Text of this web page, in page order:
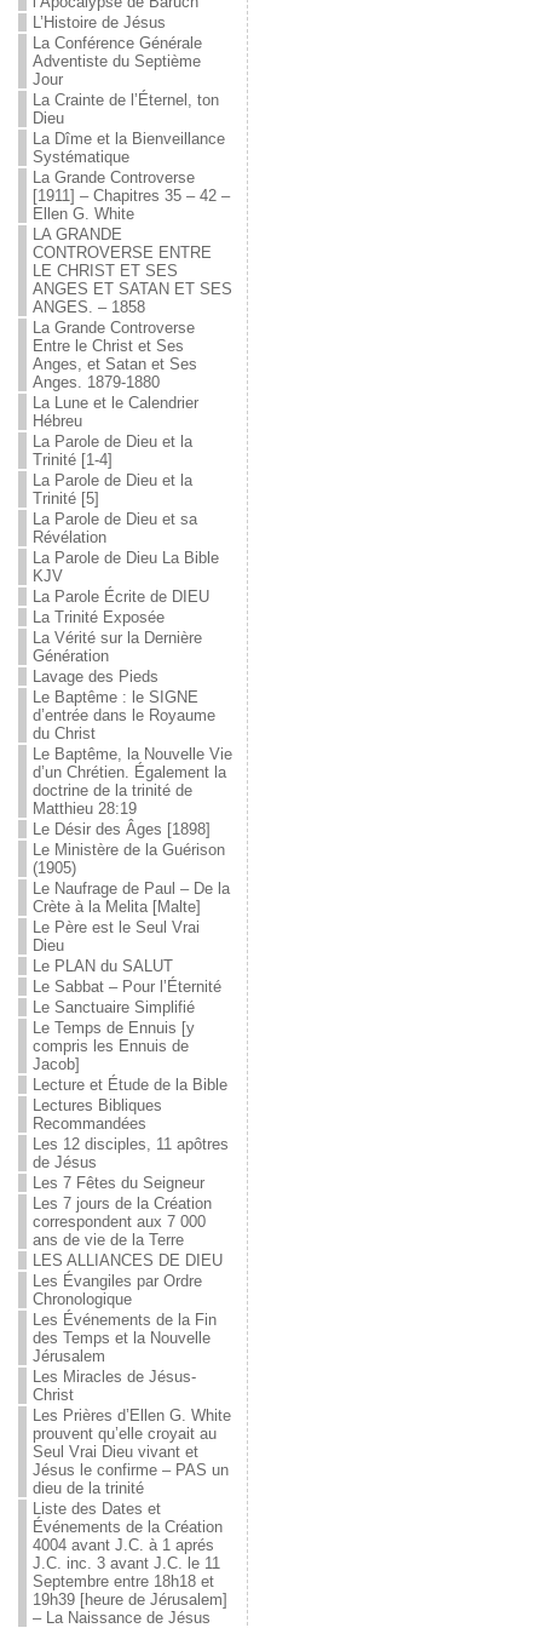
L’Histoire de Jésus
La Conférence Générale
Adventiste du Septième
Jour
La Crainte de l’Éternel, ton
Dieu
La Dîme et la Bienveillance
Systématique
La Grande Controverse
[1911] – Chapitres 35 – 42 –
Ellen G. White
LA GRANDE
CONTROVERSE ENTRE
LE CHRIST ET SES
ANGES ET SATAN ET SES
ANGES. – 1858
La Grande Controverse
Entre le Christ et Ses
Anges, et Satan et Ses
Anges. 1879-1880
La Lune et le Calendrier
Hébreu
La Parole de Dieu et la
Trinité [1-4]
La Parole de Dieu et la
Trinité [5]
La Parole de Dieu et sa
Révélation
La Parole de Dieu La Bible
KJV
La Parole Écrite de DIEU
La Trinité Exposée
La Vérité sur la Dernière
Génération
Lavage des Pieds
Le Baptême : le SIGNE
d’entrée dans le Royaume
du Christ
Le Baptême, la Nouvelle Vie
d’un Chrétien. Également la
doctrine de la trinité de
Matthieu 28:19
Le Désir des Âges [1898]
Le Ministère de la Guérison
(1905)
Le Naufrage de Paul – De la
Crète à la Melita [Malte]
Le Père est le Seul Vrai
Dieu
Le PLAN du SALUT
Le Sabbat – Pour l’Éternité
Le Sanctuaire Simplifié
Le Temps de Ennuis [y
compris les Ennuis de
Jacob]
Lecture et Étude de la Bible
Lectures Bibliques
Recommandées
Les 12 disciples, 11 apôtres
de Jésus
Les 7 Fêtes du Seigneur
Les 7 jours de la Création
correspondent aux 7 000
ans de vie de la Terre
LES ALLIANCES DE DIEU
Les Évangiles par Ordre
Chronologique
Les Événements de la Fin
des Temps et la Nouvelle
Jérusalem
Les Miracles de Jésus-
Christ
Les Prières d’Ellen G. White
prouvent qu’elle croyait au
Seul Vrai Dieu vivant et
Jésus le confirme – PAS un
dieu de la trinité
Liste des Dates et
Événements de la Création
4004 avant J.C. à 1 aprés
J.C. inc. 3 avant J.C. le 11
Septembre entre 18h18 et
19h39 [heure de Jérusalem]
– La Naissance de Jésus